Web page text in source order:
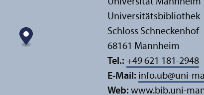
Universitäts­bibliothek
Schloss Schneckenhof
68161 Mannheim
Tel.: +49 621 181-2948
E-Mail: info.ub@uni-
Web: www.bib.uni-